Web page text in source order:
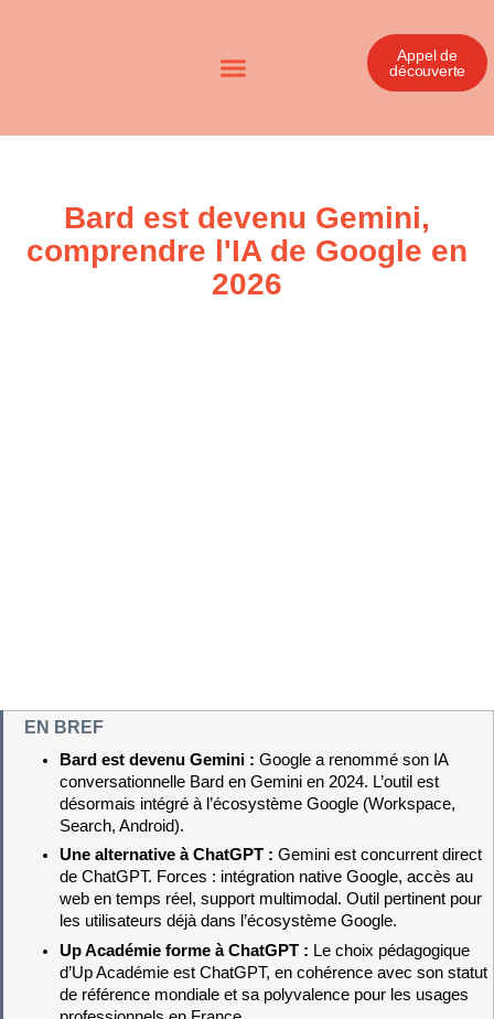
Appel de
découverte
Bard est devenu Gemini,
comprendre l'IA de Google en
2026
EN BREF
Bard est devenu Gemini : Google a renommé son IA
conversationnelle Bard en Gemini en 2024. L’outil est
désormais intégré à l’écosystème Google (Workspace,
Search, Android).
Une alternative à ChatGPT : Gemini est concurrent direct
de ChatGPT. Forces : intégration native Google, accès au
web en temps réel, support multimodal. Outil pertinent pour
les utilisateurs déjà dans l’écosystème Google.
Up Académie forme à ChatGPT : Le choix pédagogique
d’Up Académie est ChatGPT, en cohérence avec son statut
de référence mondiale et sa polyvalence pour les usages